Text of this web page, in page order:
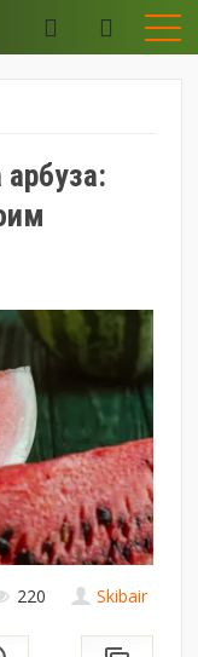
Skibair
220